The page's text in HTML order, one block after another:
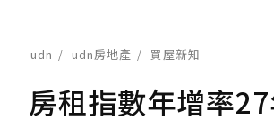
udn udn房地產 買屋新知
房租指數年增率